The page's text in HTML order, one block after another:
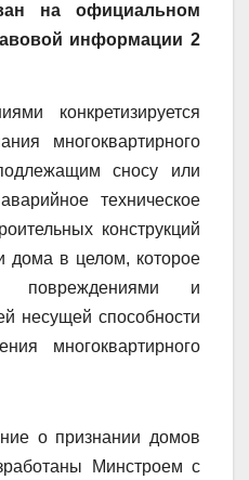
на официальном
информации 2
конкретизируется
многоквартирного
сносу или
техническое
конструкций
дома в целом, которое
повреждениями и
несущей способности
многоквартирного
о признании домов
Минстроем с